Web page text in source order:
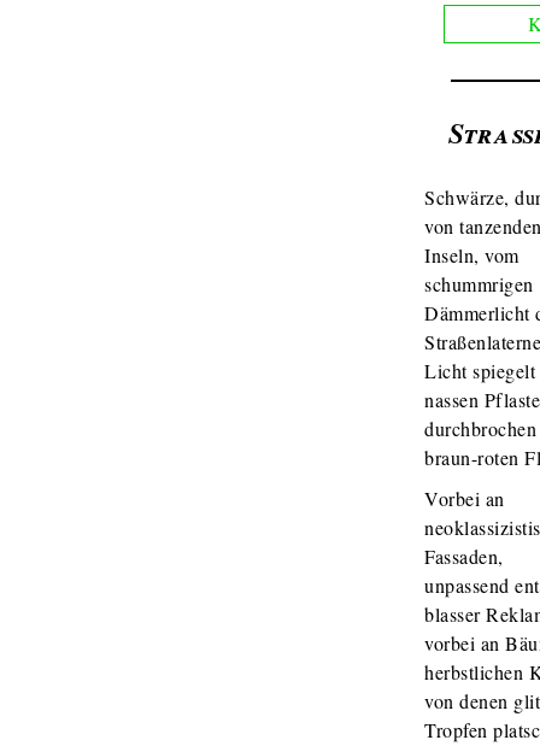
Schwärze,
von
Inseln, vom
schummrigen
Dämmerlicht
Licht
nassen
braun-roten
Vorbei an
Fassaden,
unpassend
blasser
vorbei an
herbstlichen
von denen
Tropfen